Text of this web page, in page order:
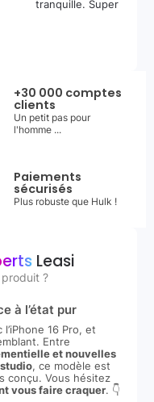
tranquille. Super
+30 000 comptes
clients
Un petit pas pour
l'homme ...
Paiements
sécurisés
Plus robuste que Hulk !
Leasi
?
à l’état pur
16 Pro, et
Entre
et nouvelles
, ce modèle est
conçu. Vous hésitez
vous faire craquer. 👇